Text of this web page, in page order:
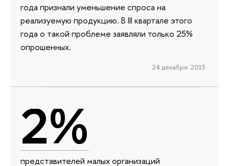
года признали уменьшение спроса на
реализуемую продукцию. В III квартале этого
года о такой проблеме заявляли только 25%
опрошенных.
24 декабря 2015
2%
представителей малых организаций